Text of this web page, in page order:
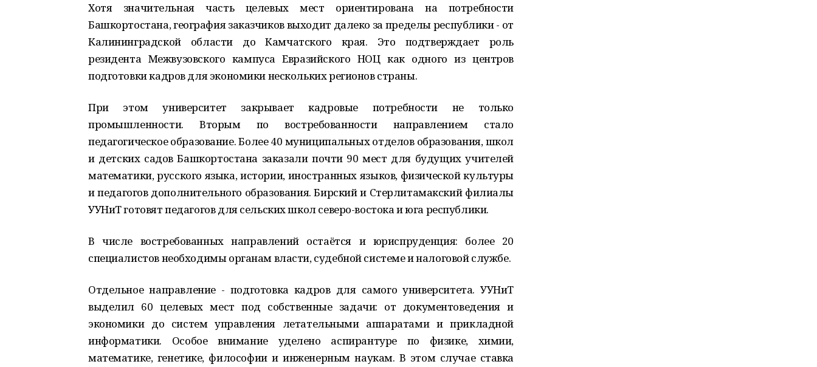
Хотя значительная часть целевых мест ориентирована на потребности
Башкортостана, география заказчиков выходит далеко за пределы республики - от
Калининградской области до Камчатского края. Это подтверждает роль
резидента Межвузовского кампуса Евразийского НОЦ как одного из центров
подготовки кадров для экономики нескольких регионов страны.
При этом университет закрывает кадровые потребности не только
промышленности. Вторым по востребованности направлением стало
педагогическое образование. Более 40 муниципальных отделов образования, школ
и детских садов Башкортостана заказали почти 90 мест для будущих учителей
математики, русского языка, истории, иностранных языков, физической культуры
и педагогов дополнительного образования. Бирский и Стерлитамакский филиалы
УУНиТ готовят педагогов для сельских школ северо-востока и юга республики.
В числе востребованных направлений остаётся и юриспруденция: более 20
специалистов необходимы органам власти, судебной системе и налоговой службе.
Отдельное направление - подготовка кадров для самого университета. УУНиТ
выделил 60 целевых мест под собственные задачи: от документоведения и
экономики до систем управления летательными аппаратами и прикладной
информатики. Особое внимание уделено аспирантуре по физике, химии,
математике, генетике, философии и инженерным наукам. В этом случае ставка